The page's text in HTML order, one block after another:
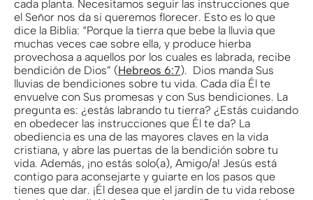
cada planta. Necesitamos seguir las instrucciones que
el Señor nos da si queremos florecer. Esto es lo que
dice la Biblia: “Porque la tierra que bebe la lluvia que
muchas veces cae sobre ella, y produce hierba
provechosa a aquellos por los cuales es labrada, recibe
bendición de Dios” (Hebreos 6:7). Dios manda Sus
lluvias de bendiciones sobre tu vida. Cada día Él te
envuelve con Sus promesas y con Sus bendiciones. La
pregunta es: ¿estás labrando tu tierra? ¿Estás cuidando
en obedecer las instrucciones que Él te da? La
obediencia es una de las mayores claves en la vida
cristiana, y abre las puertas de la bendición sobre tu
vida. Además, ¡no estás solo(a), Amigo/a! Jesús está
contigo para aconsejarte y guiarte en los pasos que
tienes que dar. ¡Él desea que el jardín de tu vida rebose